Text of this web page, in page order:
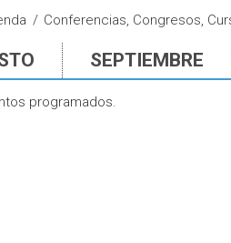
Conferencias, Congresos,
SEPTIEMBRE
programados.